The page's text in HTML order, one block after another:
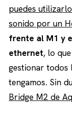
puedes
sonido por un
frente al M1 y
ethernet, lo
gestionar todos
tengamos. Sin
Bridge M2 de